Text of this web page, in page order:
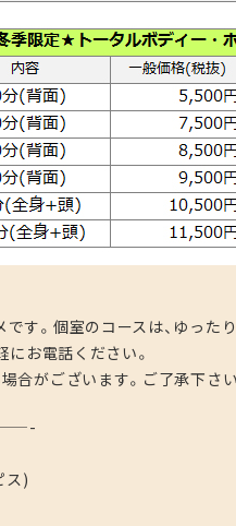
す。個室のコースは、ゆった
お電話ください。
合がございます。ご了承下さい
ス)